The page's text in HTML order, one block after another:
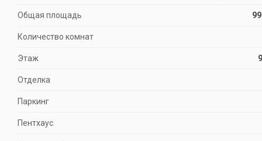
Общая площадь
Количество комнат
Этаж
Отделка
Паркинг
Пентхаус